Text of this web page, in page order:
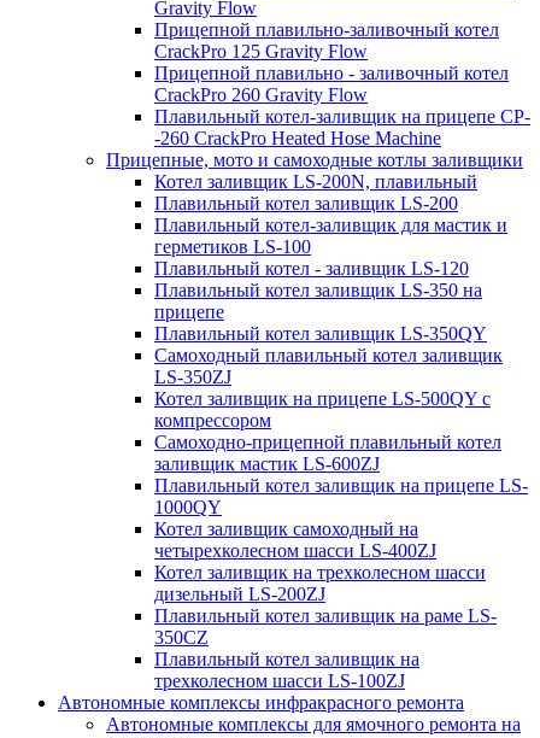
Gravity Flow
Прицепной плавильно-заливочный котел
CrackPro 125 Gravity Flow
Прицепной плавильно - заливочный котел
CrackPro 260 Gravity Flow
Плавильный котел-заливщик на прицепе CP-
-260 CrackPro Heated Hose Machine
Прицепные, мото и самоходные котлы заливщики
Котел заливщик LS-200N, плавильный
Плавильный котел заливщик LS-200
Плавильный котел-заливщик для мастик и
герметиков LS-100
Плавильный котел - заливщик LS-120
Плавильный котел заливщик LS-350 на
прицепе
Плавильный котел заливщик LS-350QY
Самоходный плавильный котел заливщик
LS-350ZJ
Котел заливщик на прицепе LS-500QY с
компрессором
Самоходно-прицепной плавильный котел
заливщик мастик LS-600ZJ
Плавильный котел заливщик на прицепе LS-
1000QY
Котел заливщик самоходный на
четырехколесном шасси LS-400ZJ
Котел заливщик на трехколесном шасси
дизельный LS-200ZJ
Плавильный котел заливщик на раме LS-
350CZ
Плавильный котел заливщик на
трехколесном шасси LS-100ZJ
Автономные комплексы инфракрасного ремонта
Автономные комплексы для ямочного ремонта на